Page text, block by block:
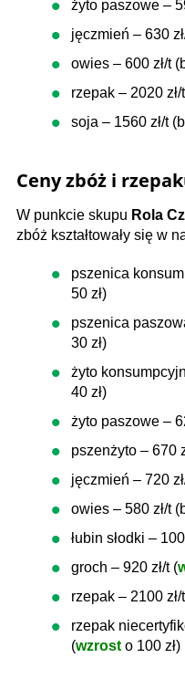
żyto paszowe –
jęczmień – 630
owies – 600 zł/t
rzepak – 2020 zł/
soja – 1560 zł/t
Ceny zbóż i
W punkcie skupu Rola
zbóż kształtowały się w
pszenica
50 zł)
pszenica
30 zł)
żyto
40 zł)
żyto paszowe –
pszenżyto – 670
jęczmień – 720
owies – 580 zł/t
łubin słodki –
groch – 920 zł/t (
rzepak – 2100 zł/
rzepak
(wzrost o 100 zł)